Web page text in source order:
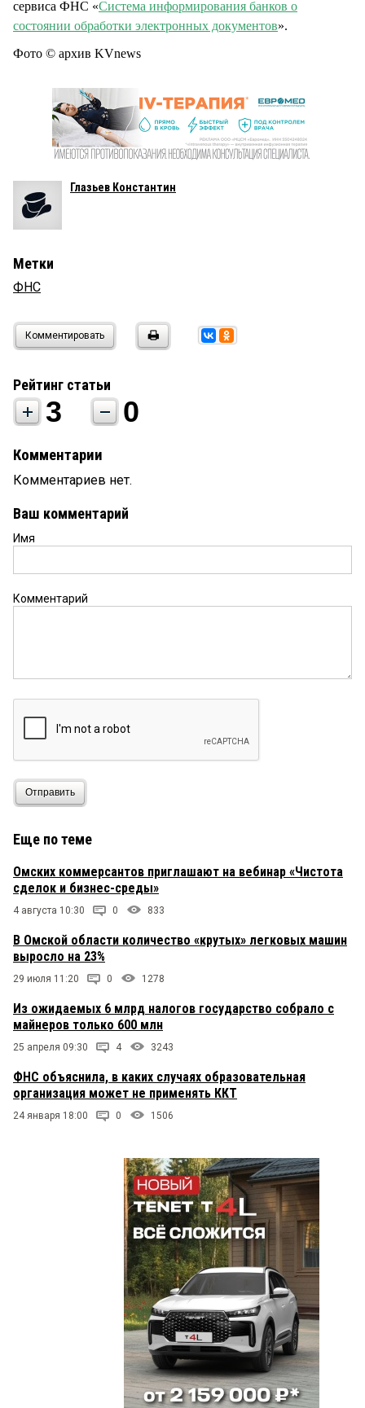
сервиса ФНС «Система информирования банков о
состоянии обработки электронных документов».
Фото © архив KVnews
Глазьев Константин
Метки
ФНС
Комментировать
Рейтинг статьи
3 0
Комментарии
Комментариев нет.
Ваш комментарий
Имя
Комментарий
Отправить
Еще по теме
Омских коммерсантов приглашают на вебинар «Чистота
сделок и бизнес-среды»
4 августа 10:30 0 833
В Омской области количество «крутых» легковых машин
выросло на 23%
29 июля 11:20 0 1278
Из ожидаемых 6 млрд налогов государство собрало с
майнеров только 600 млн
25 апреля 09:30 4 3243
ФНС объяснила, в каких случаях образовательная
организация может не применять ККТ
24 января 18:00 0 1506